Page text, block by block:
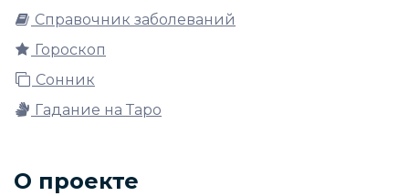
Справочник заболеваний
Гороскоп
Сонник
Гадание на Таро
О проекте